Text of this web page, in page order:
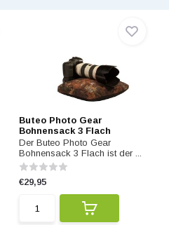
Buteo Photo Gear
Bohnensack 3 Flach
Der Buteo Photo Gear
Bohnensack 3 Flach ist der ...
€29,95